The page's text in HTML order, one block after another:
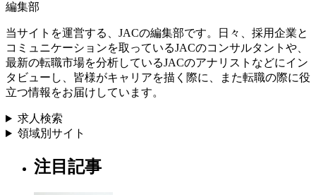
編集部
当サイトを運営する、JACの編集部です。日々、採用企業と
コミュニケーションを取っているJACのコンサルタントや、
最新の転職市場を分析しているJACのアナリストなどにイン
タビューし、皆様がキャリアを描く際に、また転職の際に役
立つ情報をお届けしています。
求人検索
領域別サイト
注目記事